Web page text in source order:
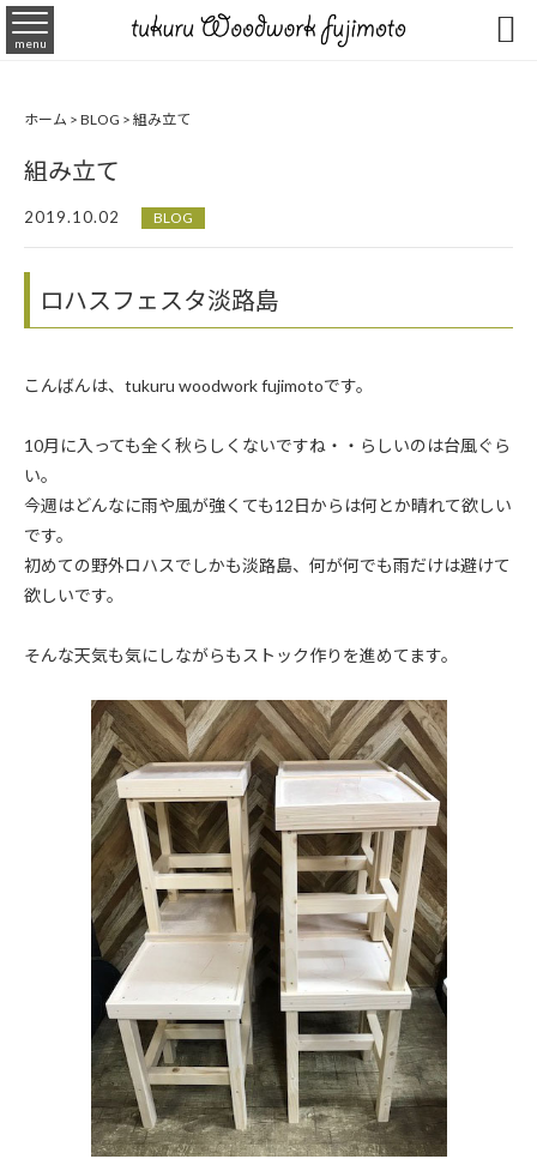
menu 
ホーム > BLOG > 組み立て
組み立て
2019.10.02 BLOG
ロハスフェスタ淡路島
こんばんは、tukuru woodwork fujimotoです。
10月に入っても全く秋らしくないですね・・らしいのは台風ぐら
い。
今週はどんなに雨や風が強くても12日からは何とか晴れて欲しい
です。
初めての野外ロハスでしかも淡路島、何が何でも雨だけは避けて
欲しいです。
そんな天気も気にしながらもストック作りを進めてます。